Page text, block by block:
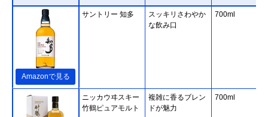
Amazonで見る
サントリー 知多
スッキリさわやか
な飲み口
700ml
ニッカウヰスキー
竹鶴ピュアモルト
複雑に香るブレン
ドが魅力
700ml